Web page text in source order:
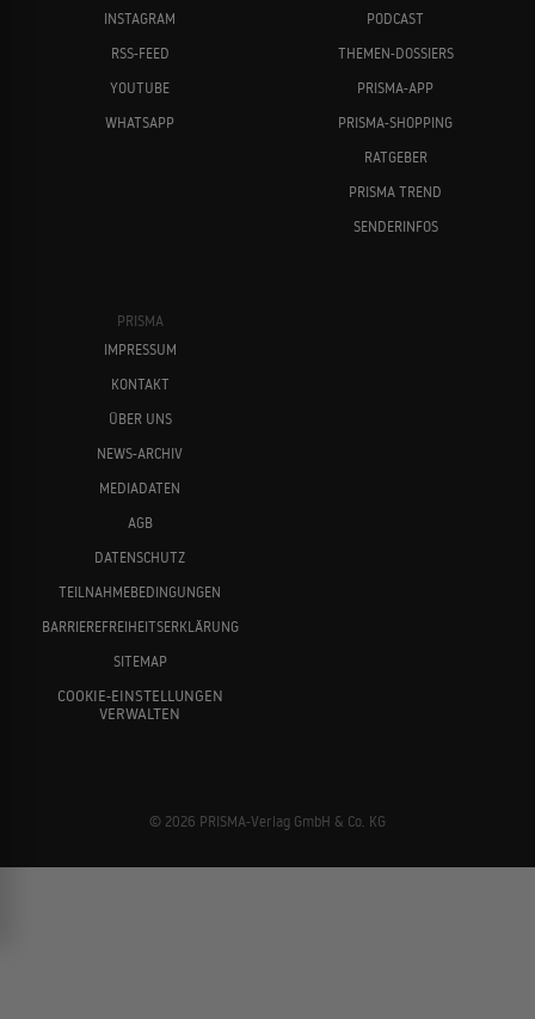
INSTAGRAM
RSS-FEED
YOUTUBE
WHATSAPP
PODCAST
THEMEN-DOSSIERS
PRISMA-APP
PRISMA-SHOPPING
RATGEBER
PRISMA TREND
SENDERINFOS
PRISMA
IMPRESSUM
KONTAKT
ÜBER UNS
NEWS-ARCHIV
MEDIADATEN
AGB
DATENSCHUTZ
TEILNAHMEBEDINGUNGEN
BARRIEREFREIHEITSERKLÄRUNG
SITEMAP
COOKIE-EINSTELLUNGEN
VERWALTEN
© 2026 PRISMA-Verlag GmbH & Co. KG